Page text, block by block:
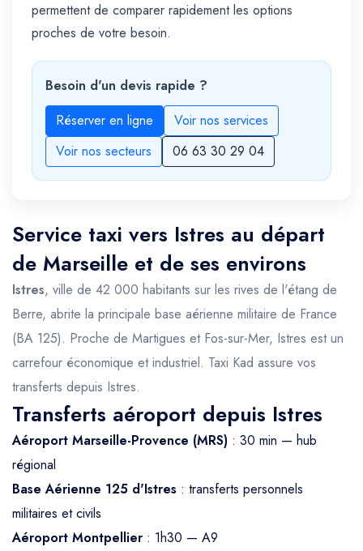
permettent de comparer rapidement les options
proches de votre besoin.
Besoin d'un devis rapide ?
Réserver en ligne
Voir nos services
Voir nos secteurs
06 63 30 29 04
Service taxi vers Istres au départ
de Marseille et de ses environs
Istres, ville de 42 000 habitants sur les rives de l'étang de
Berre, abrite la principale base aérienne militaire de France
(BA 125). Proche de Martigues et Fos-sur-Mer, Istres est un
carrefour économique et industriel. Taxi Kad assure vos
transferts depuis Istres.
Transferts aéroport depuis Istres
Aéroport Marseille-Provence (MRS) : 30 min — hub
régional
Base Aérienne 125 d'Istres : transferts personnels
militaires et civils
Aéroport Montpellier : 1h30 — A9